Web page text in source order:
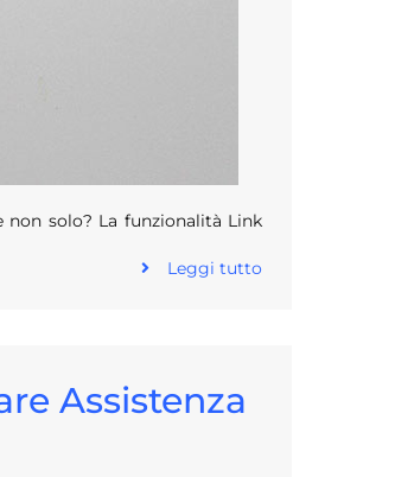
solo? La funzionalità Link
Leggi tutto
Assistenza